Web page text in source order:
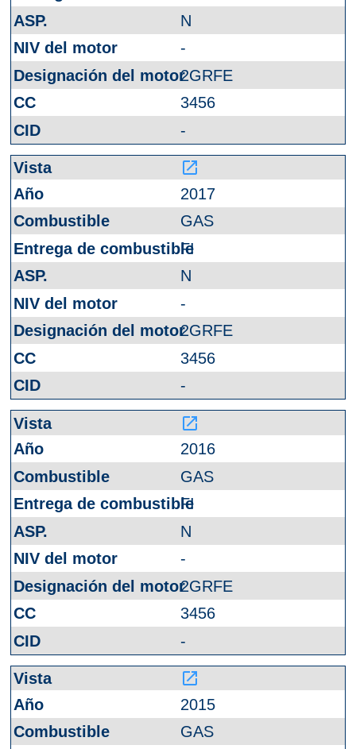
N
-
2GRFE
3456
-
launch
2017
GAS
FI
N
-
2GRFE
3456
-
launch
2016
GAS
FI
N
-
2GRFE
3456
-
launch
2015
GAS